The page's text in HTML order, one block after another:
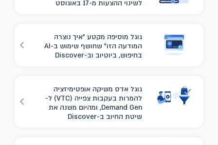
לשינוי ההצעות מ-17 באוגוסט
גוגל מוסיפה מקטע "איך נוצרה
המודעה הזו" שחושף שימוש ב-AI
בחיפוש, ביוטיוב וב-Discover
גוגל אדס משיקה אופטימיזציה
להמרות בעקבות צפייה (VTC) ל-
Demand Gen, ומהיום משנה את
שיטת החיוב ב-Discover